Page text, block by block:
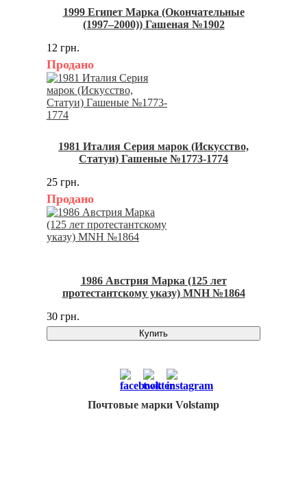
1999 Египет Марка (Окончательные
(1997–2000)) Гашеная №1902
12 грн.
Продано
1981 Италия Серия марок (Искусство,
Статуи) Гашеные №1773-1774
25 грн.
Продано
1986 Австрия Марка (125 лет
протестантскому указу) MNH №1864
30 грн.
Купить
Почтовые марки Volstamp